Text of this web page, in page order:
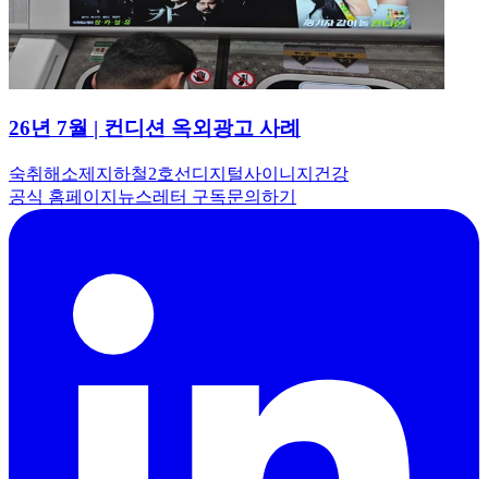
26년 7월 | 컨디션 옥외광고 사례
숙취해소제 지하철2호선 디지털사이니지 건강
공식 홈페이지 뉴스레터 구독문의하기